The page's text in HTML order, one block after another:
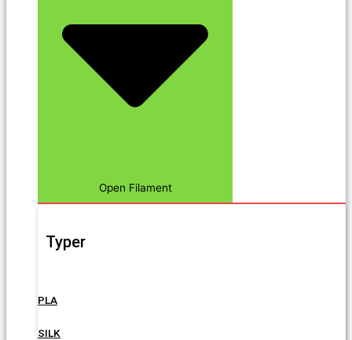
Open Filament
Typer
PLA
SILK